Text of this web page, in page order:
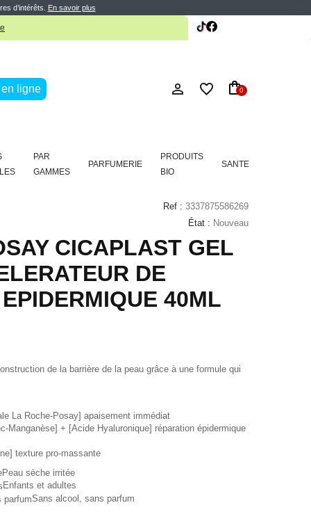
d’intérêts. En savoir plus
ligne 0
PAR
GAMMES
PARFUMERIE
PRODUITS
BIO
SANTE
Ref : 3337875586269
État : Nouveau
CICAPLAST GEL
DE
40ML
de la barrière de la peau grâce à une formule qui
La Roche-Posay] apaisement immédiat
Manganèse] + [Acide Hyaluronique] réparation épidermique
texture pro-massante
Peau sèche irritée
Enfants et adultes
Sans alcool, sans parfum